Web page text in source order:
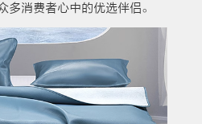
多消费者心中的优选伴侣。